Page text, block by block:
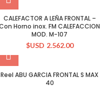
CALEFACTOR A LEÑA FRONTAL –
Horno inox. FM CALEFACCION
MOD. M-107
$USD 2.562.00
Reel ABU GARCIA FRONTAL S MAX
40